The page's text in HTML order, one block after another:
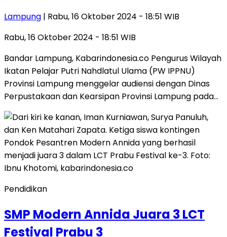
Lampung | Rabu, 16 Oktober 2024 - 18:51 WIB
Rabu, 16 Oktober 2024 - 18:51 WIB
Bandar Lampung, Kabarindonesia.co Pengurus Wilayah
Ikatan Pelajar Putri Nahdlatul Ulama (PW IPPNU)
Provinsi Lampung menggelar audiensi dengan Dinas
Perpustakaan dan Kearsipan Provinsi Lampung pada…
Pendidikan
SMP Modern Annida Juara 3 LCT
Festival Prabu 3